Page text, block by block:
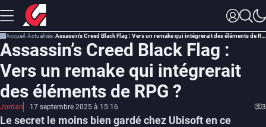
Accueil Actualités Assassin’s Creed Black Flag : Vers un remake qui intégrerait des éléments de RPG ?
Assassin’s Creed Black Flag :
Vers un remake qui intégrerait
des éléments de RPG ?
Jordan 17 septembre 2025 à 15:16 3
Le secret le moins bien gardé chez Ubisoft en ce